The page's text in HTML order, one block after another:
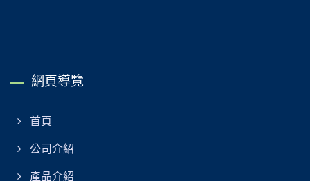
網頁導覽
首頁
公司介紹
產品介紹